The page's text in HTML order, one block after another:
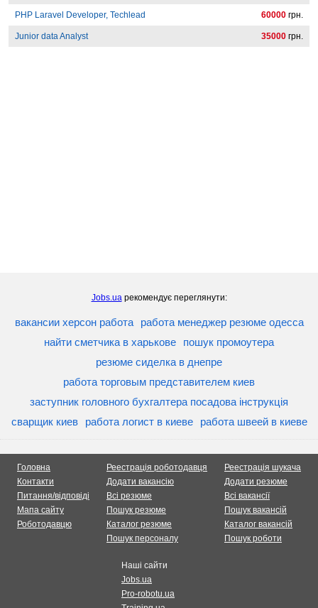
PHP Laravel Developer, Techlead 60000 грн.
Junior data Analyst 35000 грн.
Jobs.uaрекомендує переглянути:
вакансии херсон работа
работа менеджер резюме одесса
найти сметчика в харькове
пошук промоутера
резюме сиделка в днепре
работа торговым представителем киев
заступник головного бухгалтера посадова інструкція
сварщик киев
работа логист в киеве работа швеей в киеве
Головна
Контакти
Питання/відповіді
Мапа сайту
Роботодавцю
Реестрація роботодавця
Додати вакансію
Всі резюме
Пошук резюме
Каталог резюме
Пошук персоналу
Реестрація шукача
Додати резюме
Всі вакансії
Пошук вакансій
Каталог вакансій
Пошук роботи
Наші сайти
Jobs.ua
Pro-robotu.ua